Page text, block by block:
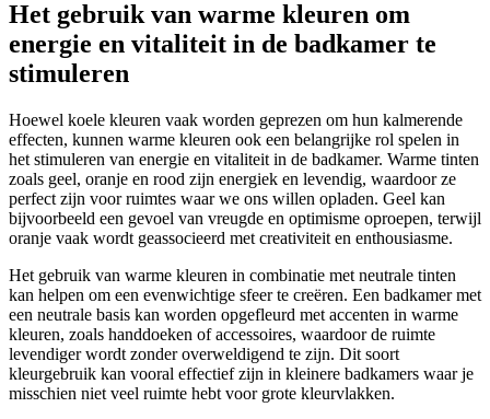
Het gebruik van warme kleuren om
energie en vitaliteit in de badkamer te
stimuleren
Hoewel koele kleuren vaak worden geprezen om hun kalmerende
effecten, kunnen warme kleuren ook een belangrijke rol spelen in
het stimuleren van energie en vitaliteit in de badkamer. Warme tinten
zoals geel, oranje en rood zijn energiek en levendig, waardoor ze
perfect zijn voor ruimtes waar we ons willen opladen. Geel kan
bijvoorbeeld een gevoel van vreugde en optimisme oproepen, terwijl
oranje vaak wordt geassocieerd met creativiteit en enthousiasme.
Het gebruik van warme kleuren in combinatie met neutrale tinten
kan helpen om een evenwichtige sfeer te creëren. Een badkamer met
een neutrale basis kan worden opgefleurd met accenten in warme
kleuren, zoals handdoeken of accessoires, waardoor de ruimte
levendiger wordt zonder overweldigend te zijn. Dit soort
kleurgebruik kan vooral effectief zijn in kleinere badkamers waar je
misschien niet veel ruimte hebt voor grote kleurvlakken.